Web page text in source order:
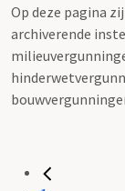
Op deze pagina
archiverende